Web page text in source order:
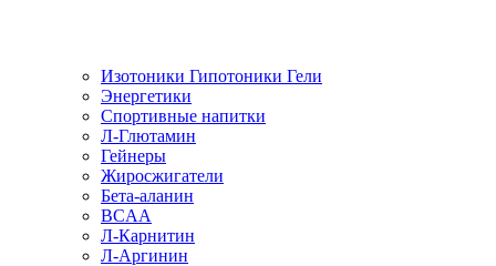
Изотоники Гипотоники Гели
Энергетики
Спортивные напитки
Л-Глютамин
Гейнеры
Жиросжигатели
Бета-аланин
BCAA
Л-Карнитин
Л-Аргинин